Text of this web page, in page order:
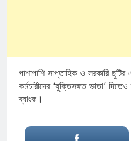
পাশাপাশি সাপ্তাহিক ও সরকারি
কর্মচারীদের ‘যুক্তিসঙ্গত ভাতা’
ব্যাংক।